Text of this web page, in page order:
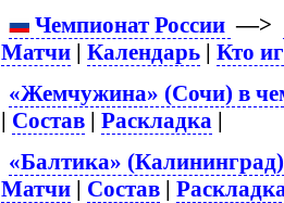
Чемпионат России —>
Матчи |Календарь |Кто
«Жемчужина» (Сочи) в
| Состав |Раскладка |
«Балтика»
Матчи | Состав |